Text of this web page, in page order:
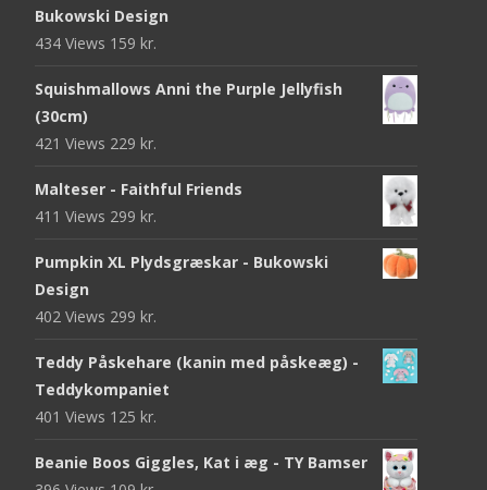
Bukowski Design
434 Views 159 kr.
Squishmallows Anni the Purple Jellyfish
(30cm)
421 Views 229 kr.
Malteser - Faithful Friends
411 Views 299 kr.
Pumpkin XL Plydsgræskar - Bukowski
Design
402 Views 299 kr.
Teddy Påskehare (kanin med påskeæg) -
Teddykompaniet
401 Views 125 kr.
Beanie Boos Giggles, Kat i æg - TY Bamser